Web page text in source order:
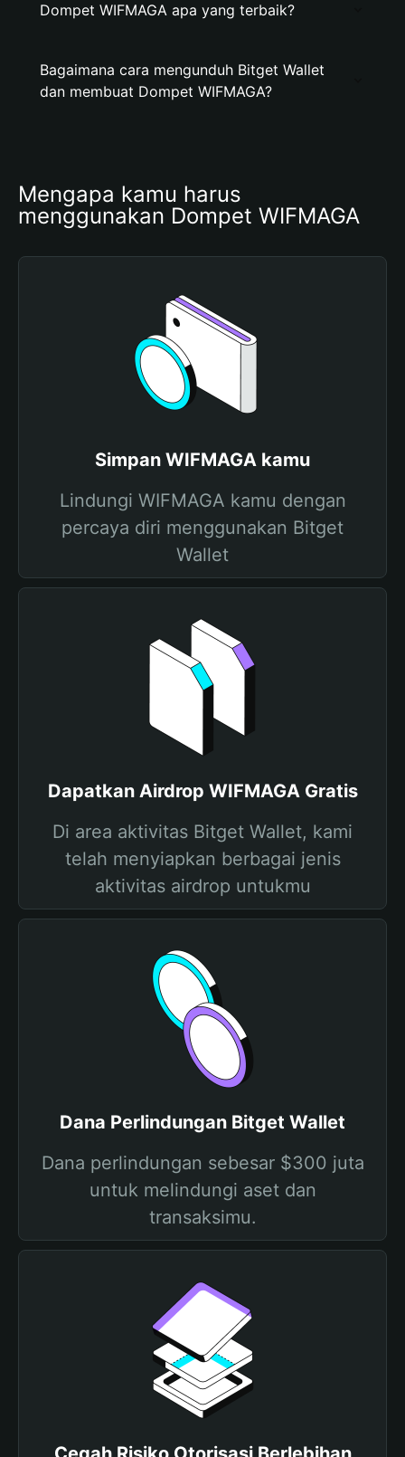
Dompet WIFMAGA apa yang terbaik?
Bagaimana cara mengunduh Bitget Wallet
dan membuat Dompet WIFMAGA?
Mengapa kamu harus
menggunakan Dompet WIFMAGA
Simpan WIFMAGA kamu
Lindungi WIFMAGA kamu dengan
percaya diri menggunakan Bitget
Wallet
Dapatkan Airdrop WIFMAGA Gratis
Di area aktivitas Bitget Wallet, kami
telah menyiapkan berbagai jenis
aktivitas airdrop untukmu
Dana Perlindungan Bitget Wallet
Dana perlindungan sebesar $300 juta
untuk melindungi aset dan
transaksimu.